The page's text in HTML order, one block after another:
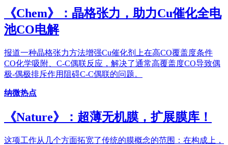
《Chem》：晶格张力，助力Cu催化全电
池CO电解
报道一种晶格张力方法增强Cu催化剂上在高CO覆盖度条件
CO化学吸附、C-C偶联反应，解决了通常高覆盖度CO导致偶
极-偶极排斥作用阻碍C-C偶联的问题。
纳微热点
《Nature》：超薄无机膜，扩展膜库！
这项工作从几个方面拓宽了传统的膜概念的范围：在构成上，